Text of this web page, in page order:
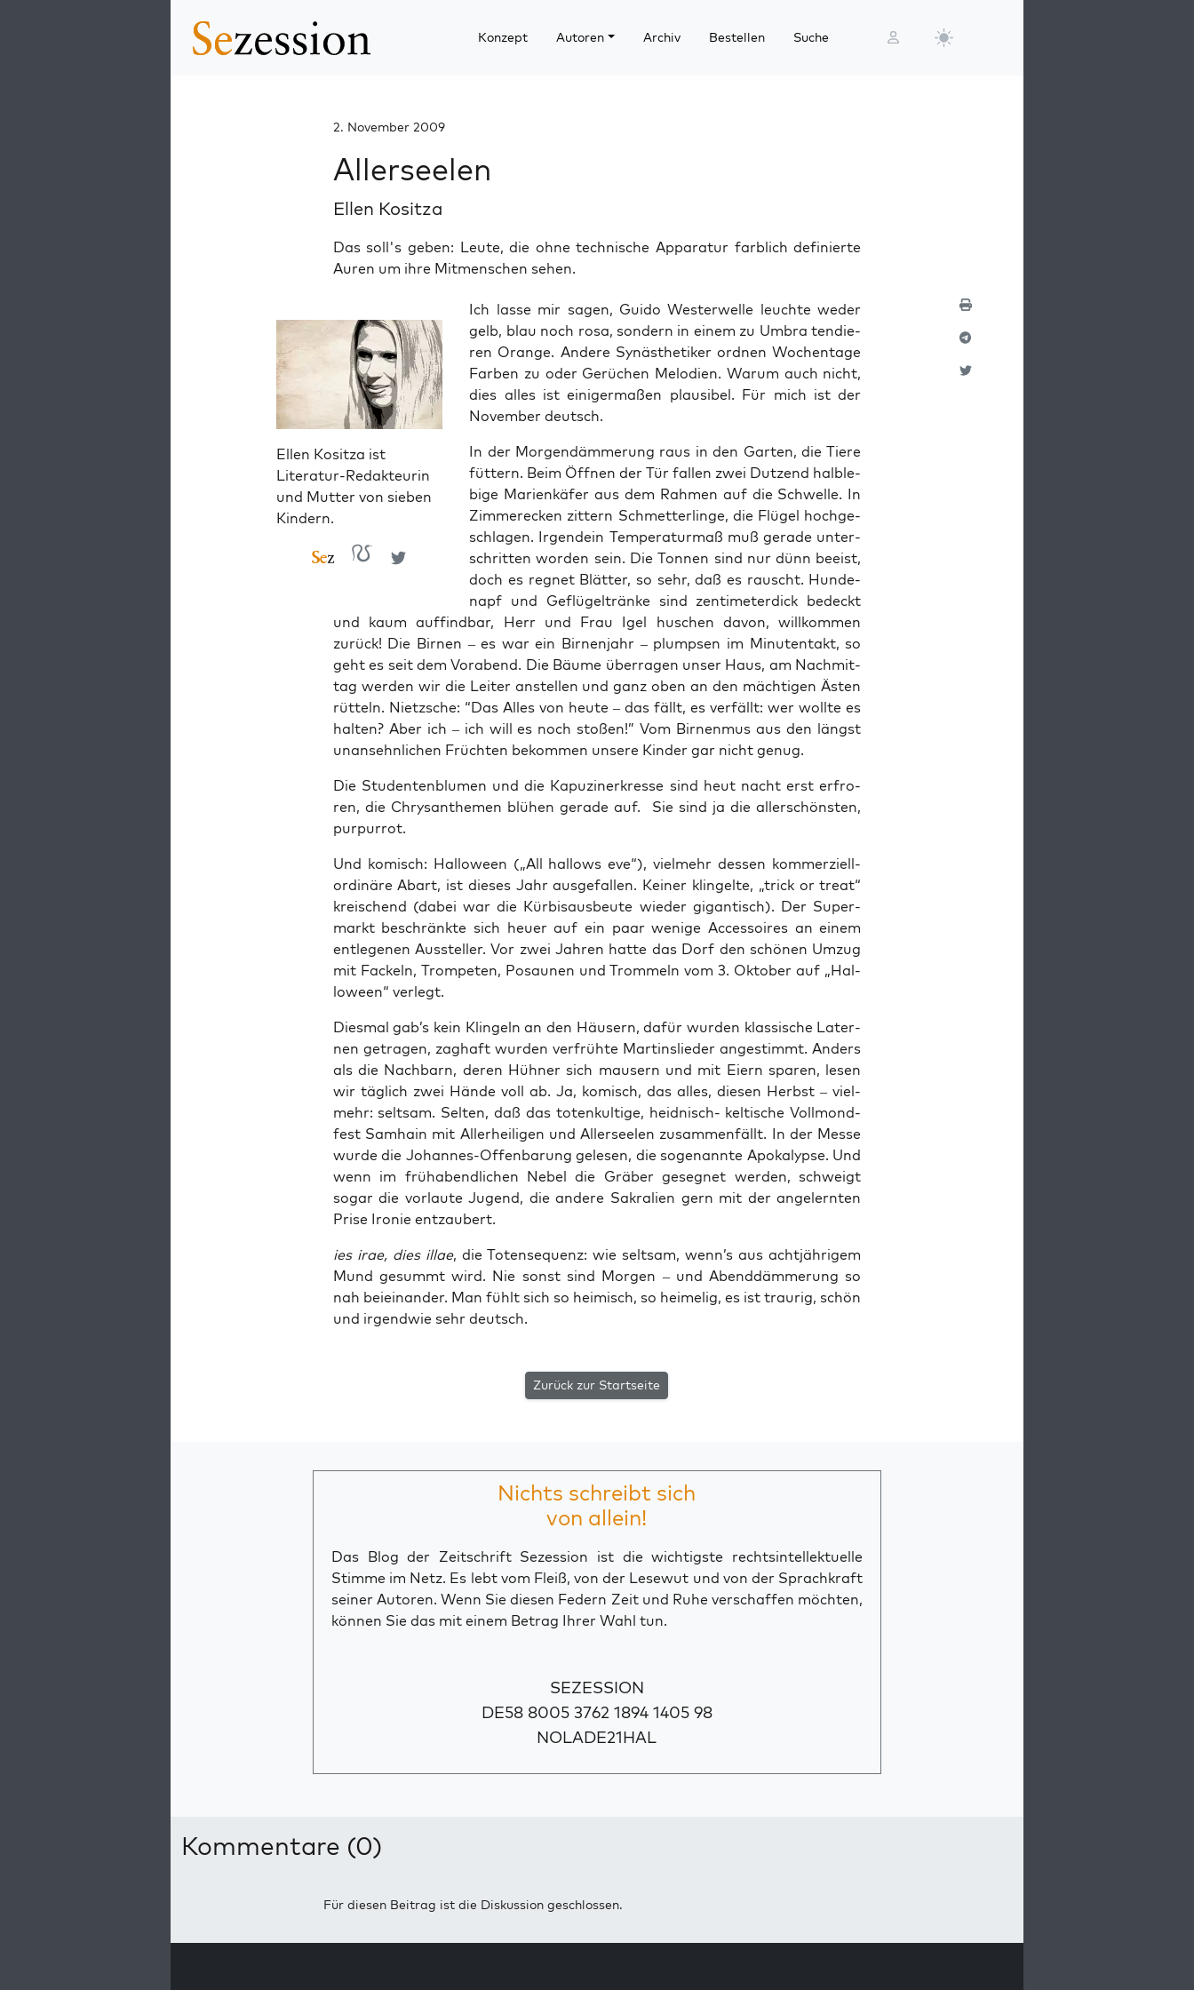
Konzept Autoren Archiv Bestellen Suche
2. November 2009
Allerseelen
Ellen Kositza
Das soll's geben: Leute, die ohne technische Apparatur farblich definierte
Auren um ihre Mitmenschen sehen.
Ellen Kositza ist
Literatur-Redakteurin
und Mutter von sieben
Kindern.
Ich las­se mir sagen, Gui­do Wes­ter­wel­le leuch­te weder
gelb, blau noch rosa, son­dern in einem zu Umbra ten­die­
ren Oran­ge. Ande­re Syn­äs­the­ti­ker ord­nen Wochen­ta­ge
Far­ben zu oder Gerü­chen Melo­dien. War­um auch nicht,
dies alles ist eini­ger­ma­ßen plau­si­bel. Für mich ist der
Novem­ber deutsch.
In der Mor­gen­däm­me­rung raus in den Gar­ten, die Tie­re
füt­tern. Beim Öff­nen der Tür fal­len zwei Dut­zend halb­le­
bi­ge Mari­en­kä­fer aus dem Rah­men auf die Schwel­le. In
Zim­mer­ecken zit­tern Schmet­ter­lin­ge, die Flü­gel hoch­ge­
schla­gen. Irgend­ein Tem­pe­ra­tur­maß muß gera­de unter­
schrit­ten wor­den sein. Die Ton­nen sind nur dünn beeist,
doch es reg­net Blät­ter, so sehr, daß es rauscht. Hun­de­
napf und Geflü­gel­trän­ke sind zen­ti­me­ter­dick bedeckt
und kaum auf­find­bar, Herr und Frau Igel huschen davon, will­kom­men
zurück! Die Bir­nen – es war ein Bir­nen­jahr – plump­sen im Minu­ten­takt, so
geht es seit dem Vor­abend. Die Bäu­me über­ra­gen unser Haus, am Nach­mit­
tag wer­den wir die Lei­ter anstel­len und ganz oben an den mäch­ti­gen Ästen
rüt­teln. Nietz­sche: “Das Alles von heu­te – das fällt, es ver­fällt: wer woll­te es
hal­ten? Aber ich – ich will es noch sto­ßen!” Vom Bir­nen­mus aus den längst
unan­sehn­li­chen Früch­ten bekom­men unse­re Kin­der gar nicht genug.
Die Stu­den­ten­blu­men und die Kapu­zi­ner­kres­se sind heut nacht erst erfro­
ren, die Chry­san­the­men blü­hen gera­de auf. Sie sind ja die aller­schöns­ten,
purpurrot.
Und komisch: Hal­lo­ween („All hal­lows eve“), viel­mehr des­sen kom­mer­zi­ell-
ordi­nä­re Abart, ist die­ses Jahr aus­ge­fal­len. Kei­ner klin­gel­te, „trick or tre­at“
krei­schend (dabei war die Kür­bis­aus­beu­te wie­der gigan­tisch). Der Super­
markt beschränk­te sich heu­er auf ein paar weni­ge Acces­soires an einem
ent­le­ge­nen Aus­stel­ler. Vor zwei Jah­ren hat­te das Dorf den schö­nen Umzug
mit Fackeln, Trom­pe­ten, Posau­nen und Trom­meln vom 3. Okto­ber auf „Hal­
lo­ween“ verlegt.
Dies­mal gab’s kein Klin­geln an den Häu­sern, dafür wur­den klas­si­sche Later­
nen getra­gen, zag­haft wur­den ver­früh­te Mar­tins­lie­der ange­stimmt. Anders
als die Nach­barn, deren Hüh­ner sich mau­sern und mit Eiern spa­ren, lesen
wir täg­lich zwei Hän­de voll ab. Ja, komisch, das alles, die­sen Herbst – viel­
mehr: selt­sam. Sel­ten, daß das toten­kul­ti­ge, heid­nisch- kel­ti­sche Voll­mond­
fest Sam­hain mit Aller­hei­li­gen und Aller­see­len zusam­men­fällt. In der Mes­se
wur­de die Johan­nes-Offen­ba­rung gele­sen, die soge­nann­te Apo­ka­lyp­se. Und
wenn im früh­abend­li­chen Nebel die Grä­ber geseg­net wer­den, schweigt
sogar die vor­lau­te Jugend, die ande­re Sakra­li­en gern mit der ange­lern­ten
Pri­se Iro­nie entzaubert.
ies irae, dies illae, die Toten­se­quenz: wie selt­sam, wenn’s aus acht­jäh­ri­gem
Mund gesummt wird. Nie sonst sind Mor­gen – und Abend­däm­me­rung so
nah bei­ein­an­der. Man fühlt sich so hei­misch, so hei­me­lig, es ist trau­rig, schön
und irgend­wie sehr deutsch.
Zurück zur Startseite
Nichts schreibt sich
von allein!
Das Blog der Zeitschrift Sezession ist die wichtigste rechtsintellektuelle
Stimme im Netz. Es lebt vom Fleiß, von der Lesewut und von der Sprachkraft
seiner Autoren. Wenn Sie diesen Federn Zeit und Ruhe verschaffen möchten,
können Sie das mit einem Betrag Ihrer Wahl tun.
SEZESSION
DE58 8005 3762 1894 1405 98
NOLADE21HAL
Kommentare (0)
Für diesen Beitrag ist die Diskussion geschlossen.